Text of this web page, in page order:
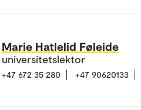
Marie Hatlelid Føleide
universitetslektor
+47 672 35 280 +47 90620133